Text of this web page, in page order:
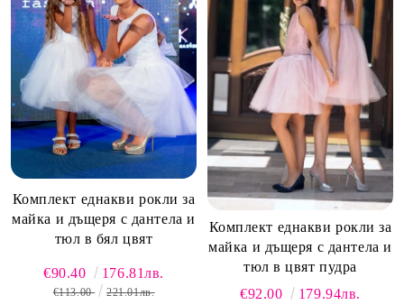
Комплект еднакви рокли за
майка и дъщеря с дантела и
тюл в бял цвят
€90.40 176.81лв.
€113.00 221.01лв.
Комплект еднакви рокли за
майка и дъщеря с дантела и
тюл в цвят пудра
€92.00 179.94лв.